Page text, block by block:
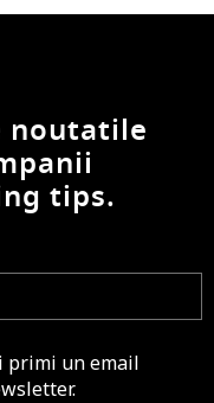
noutatile
tips.
primi un email